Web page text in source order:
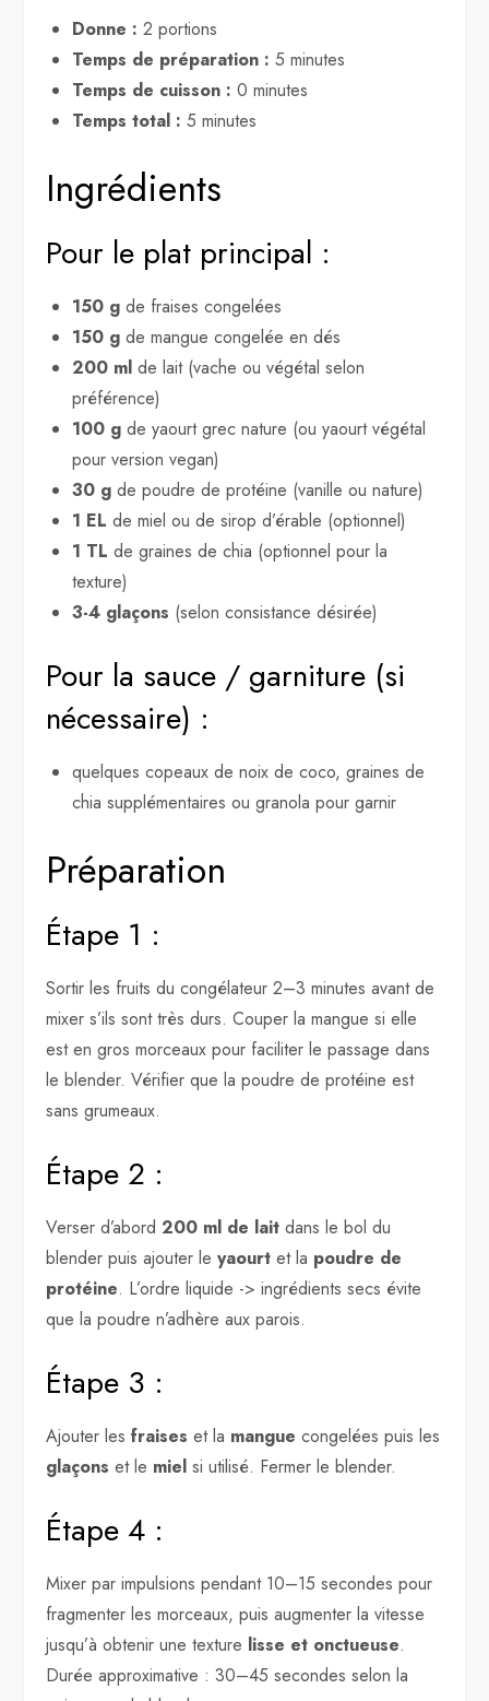
Donne : 2 portions
Temps de préparation : 5 minutes
Temps de cuisson : 0 minutes
Temps total : 5 minutes
Ingrédients
Pour le plat principal :
150 g de fraises congelées
150 g de mangue congelée en dés
200 ml de lait (vache ou végétal selon
préférence)
100 g de yaourt grec nature (ou yaourt végétal
pour version vegan)
30 g de poudre de protéine (vanille ou nature)
1 EL de miel ou de sirop d’érable (optionnel)
1 TL de graines de chia (optionnel pour la
texture)
3-4 glaçons (selon consistance désirée)
Pour la sauce / garniture (si
nécessaire) :
quelques copeaux de noix de coco, graines de
chia supplémentaires ou granola pour garnir
Préparation
Étape 1 :
Sortir les fruits du congélateur 2–3 minutes avant de
mixer s’ils sont très durs. Couper la mangue si elle
est en gros morceaux pour faciliter le passage dans
le blender. Vérifier que la poudre de protéine est
sans grumeaux.
Étape 2 :
Verser d’abord200 ml de lait dans le bol du
blender puis ajouter leyaourt et la poudre de
protéine. L’ordre liquide -> ingrédients secs évite
que la poudre n’adhère aux parois.
Étape 3 :
Ajouter lesfraises et la mangue congelées puis les
glaçons et le miel si utilisé. Fermer le blender.
Étape 4 :
Mixer par impulsions pendant 10–15 secondes pour
fragmenter les morceaux, puis augmenter la vitesse
jusqu’à obtenir une texture lisse et onctueuse.
Durée approximative : 30–45 secondes selon la